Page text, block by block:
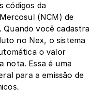
códigos da
(NCM) de
você cadastra
no Nex, o sistema
o valor
nota. Essa é uma
para a emissão de